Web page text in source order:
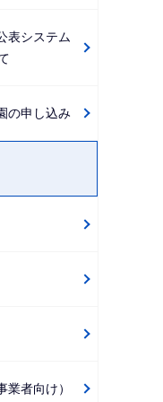
表システム
の申し込み
者向け）